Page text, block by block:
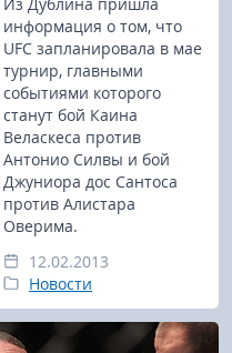
информация о том, что
UFC запланировала в мае
турнир, главными
событиями которого
станут бой Каина
Веласкеса против
Антонио Силвы и бой
Джуниора дос Сантоса
против Алистара
Оверима.
12.02.2013
Новости